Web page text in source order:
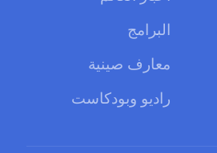
البرامج
معارف صينية
راديو وبودكاست